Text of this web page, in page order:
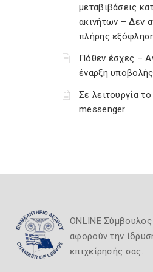
μεταβιβάσεις
ακινήτων – Δεν
πλήρης
Πόθεν έσχες –
έναρξη υποβολής
Σε λειτουργία
messenger
ONLINE
αφορούν την
επιχείρησής σας.